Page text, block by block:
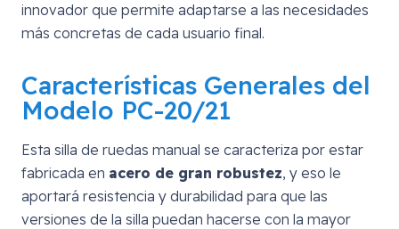
innovador que permite adaptarse a las necesidades
más concretas de cada usuario final.
Características Generales del
Modelo PC-20/21
Esta silla de ruedas manual se caracteriza por estar
fabricada en acero de gran robustez, y eso le
aportará resistencia y durabilidad para que las
versiones de la silla puedan hacerse con la mayor